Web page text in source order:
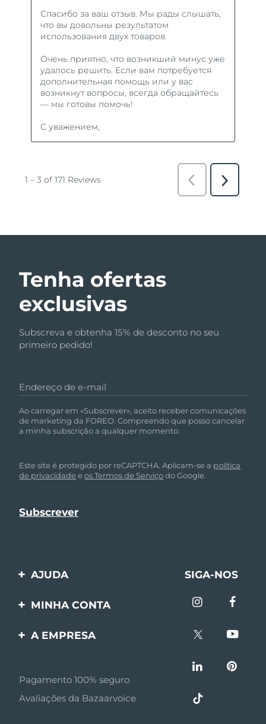
Tenha ofertas
exclusivas
Subscreva e obtenha 15% de desconto no seu
primeiro pedido!
Endereço de e-mail
Ao carregar em «Subscrever», aceito receber comunicações
de marketing da FOREO. Compreendo que posso cancelar
a minha subscrição a qualquer momento.
Este site é protegido por reCAPTCHA. Aplicam-se a política
de privacidade eos Termos de Serviçodo Google.
AJUDA
Entre em contato
SIGA-NOS
MINHA CONTA
Registro de produto
A EMPRESA
Afiliados
Notícias de afiliados
Pagamento 100% seguro
Avaliações da Bazaarvoice